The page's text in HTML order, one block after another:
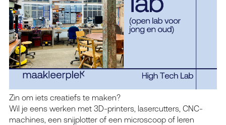
Zin om iets creatiefs te maken?
Wil je eens werken met 3D-printers, lasercutters, CNC-
machines, een snijplotter of een microscoop of leren